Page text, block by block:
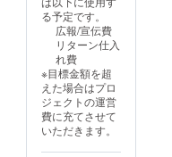
る予定です。
広報/宣伝費
リターン仕入
れ費
※目標金額を超
えた場合はプロ
ジェクトの運営
費に充てさせて
いただきます。